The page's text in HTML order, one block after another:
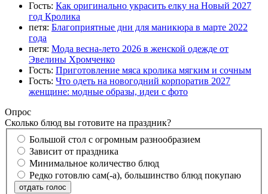
Гость: Как оригинально украсить елку на Новый 2027
год Кролика
петя: Благоприятные дни для маникюра в марте 2022
года
петя: Мода весна-лето 2026 в женской одежде от
Эвелины Хромченко
Гость: Приготовление мяса кролика мягким и сочным
Гость: Что одеть на новогодний корпоратив 2027
женщине: модные образы, идеи с фото
Опрос
Сколько блюд вы готовите на праздник?
Большой стол с огромным разнообразием
Зависит от праздника
Минимальное количество блюд
Редко готовлю сам(-а), большинство блюд покупаю
отдать голос